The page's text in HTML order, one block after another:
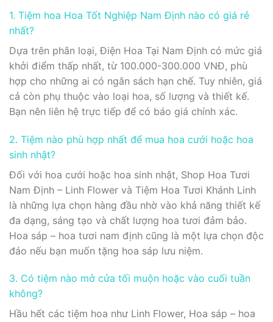
1. Tiệm hoa Hoa Tốt Nghiệp Nam Định nào có giá rẻ
nhất?
Dựa trên phân loại, Điện Hoa Tại Nam Định có mức giá
khởi điểm thấp nhất, từ 100.000-300.000 VNĐ, phù
hợp cho những ai có ngân sách hạn chế. Tuy nhiên, giá
cả còn phụ thuộc vào loại hoa, số lượng và thiết kế.
Bạn nên liên hệ trực tiếp để có báo giá chính xác.
2. Tiệm nào phù hợp nhất để mua hoa cưới hoặc hoa
sinh nhật?
Đối với hoa cưới hoặc hoa sinh nhật, Shop Hoa Tươi
Nam Định – Linh Flower và Tiệm Hoa Tươi Khánh Linh
là những lựa chọn hàng đầu nhờ vào khả năng thiết kế
đa dạng, sáng tạo và chất lượng hoa tươi đảm bảo.
Hoa sáp – hoa tươi nam định cũng là một lựa chọn độc
đáo nếu bạn muốn tặng hoa sáp lưu niệm.
3. Có tiệm nào mở cửa tối muộn hoặc vào cuối tuần
không?
Hầu hết các tiệm hoa như Linh Flower, Hoa sáp – hoa